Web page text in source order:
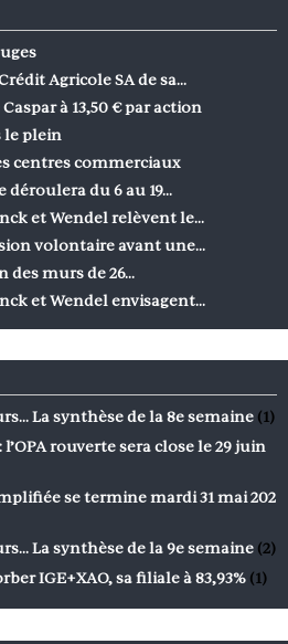
Agricole SA de sa…
à 13,50 € par action
le plein
centres commerciaux
déroulera du 6 au 19…
et Wendel relèvent le…
volontaire avant une…
des murs de 26…
et Wendel envisagent…
La synthèse de la 8e semaine (1)
rouverte sera close le 29 juin
se termine mardi 31 mai 202
La synthèse de la 9e semaine (2)
IGE+XAO, sa filiale à 83,93% (1)